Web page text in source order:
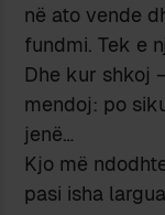
në ato vende
fundmi. Tek e
Dhe kur shkoj
mendoj: po
jenë…
Kjo më
pasi isha